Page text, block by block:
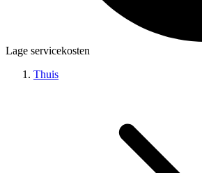
Lage servicekosten
Thuis